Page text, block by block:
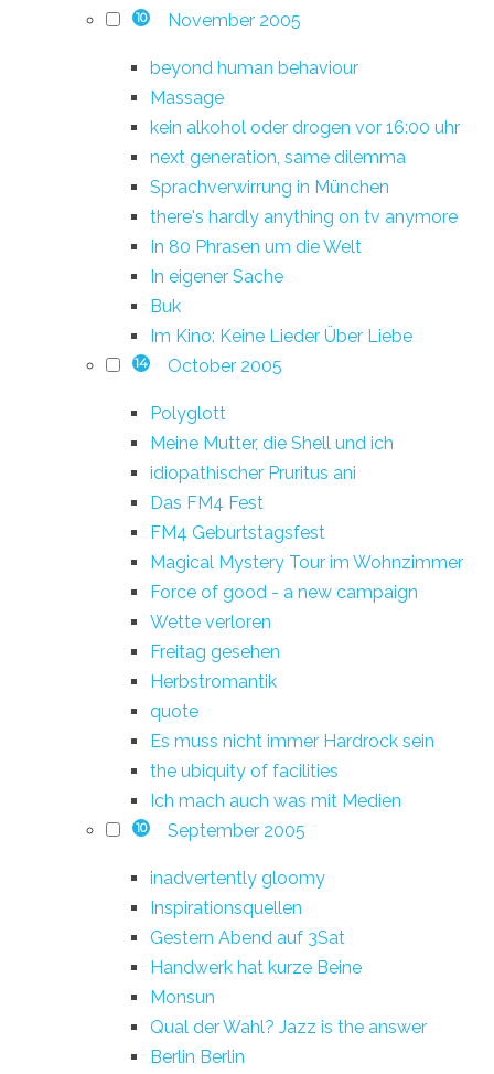
10 November 2005
beyond human behaviour
Massage
kein alkohol oder drogen vor 16:00 uhr
next generation, same dilemma
Sprachverwirrung in München
there's hardly anything on tv anymore
In 80 Phrasen um die Welt
In eigener Sache
Buk
Im Kino: Keine Lieder Über Liebe
14 October 2005
Polyglott
Meine Mutter, die Shell und ich
idiopathischer Pruritus ani
Das FM4 Fest
FM4 Geburtstagsfest
Magical Mystery Tour im Wohnzimmer
Force of good - a new campaign
Wette verloren
Freitag gesehen
Herbstromantik
quote
Es muss nicht immer Hardrock sein
the ubiquity of facilities
Ich mach auch was mit Medien
10 September 2005
inadvertently gloomy
Inspirationsquellen
Gestern Abend auf 3Sat
Handwerk hat kurze Beine
Monsun
Qual der Wahl? Jazz is the answer
Berlin Berlin